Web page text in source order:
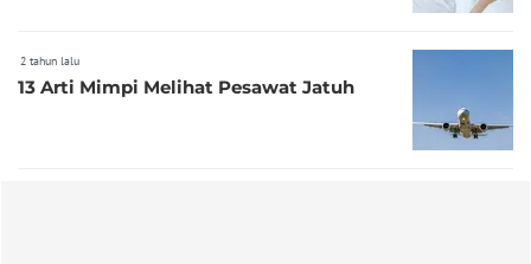
2 tahun lalu
13 Arti Mimpi Melihat Pesawat Jatuh